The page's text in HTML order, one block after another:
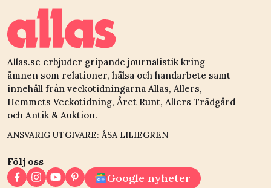
Allas.se erbjuder gripande journalistik kring
ämnen som relationer, hälsa och handarbete samt
innehåll från veckotidningarna Allas, Allers,
Hemmets Veckotidning, Året Runt, Allers Trädgård
och Antik & Auktion.
ANSVARIG UTGIVARE: ÅSA LILIEGREN
Följ oss
Google nyheter